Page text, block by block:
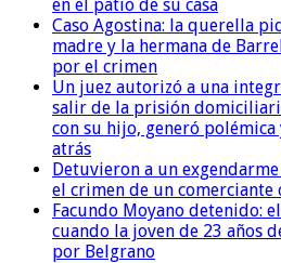
en el patio de su casa
Caso Agostina: la querella
madre y la hermana de
por el crimen
Un juez autorizó a una
salir de la prisión
con su hijo, generó
atrás
Detuvieron a un
el crimen de un comerciante
Facundo Moyano detenido:
cuando la joven de 23 años
por Belgrano